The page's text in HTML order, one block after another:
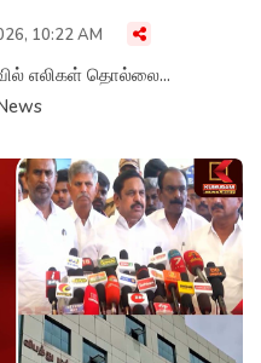
10:22 AM
வில் எலிகள் தொல்லை...